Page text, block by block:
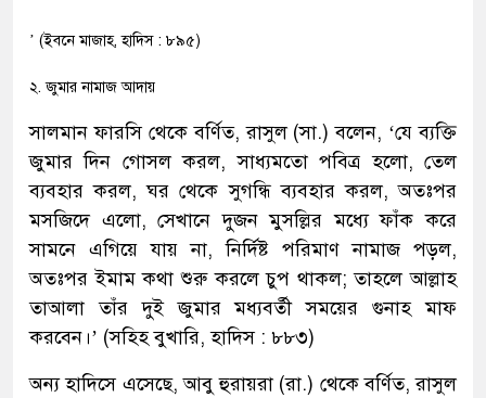
’ (ইবনে মাজাহ, হাদিস : ৮৯৫)
২. জুমার নামাজ আদায়
সালমান ফারসি থেকে বর্ণিত, রাসুল (সা.) বলেন, ‘যে ব্যক্তি
জুমার দিন গোসল করল, সাধ্যমতো পবিত্র হলো, তেল
ব্যবহার করল, ঘর থেকে সুগন্ধি ব্যবহার করল, অতঃপর
মসজিদে এলো, সেখানে দুজন মুসল্লির মধ্যে ফাঁক করে
সামনে এগিয়ে যায় না, নির্দিষ্ট পরিমাণ নামাজ পড়ল,
অতঃপর ইমাম কথা শুরু করলে চুপ থাকল; তাহলে আল্লাহ
তাআলা তাঁর দুই জুমার মধ্যবর্তী সময়ের গুনাহ মাফ
করবেন।’ (সহিহ বুখারি, হাদিস : ৮৮৩)
অন্য হাদিসে এসেছে, আবু হুরায়রা (রা.) থেকে বর্ণিত, রাসুল